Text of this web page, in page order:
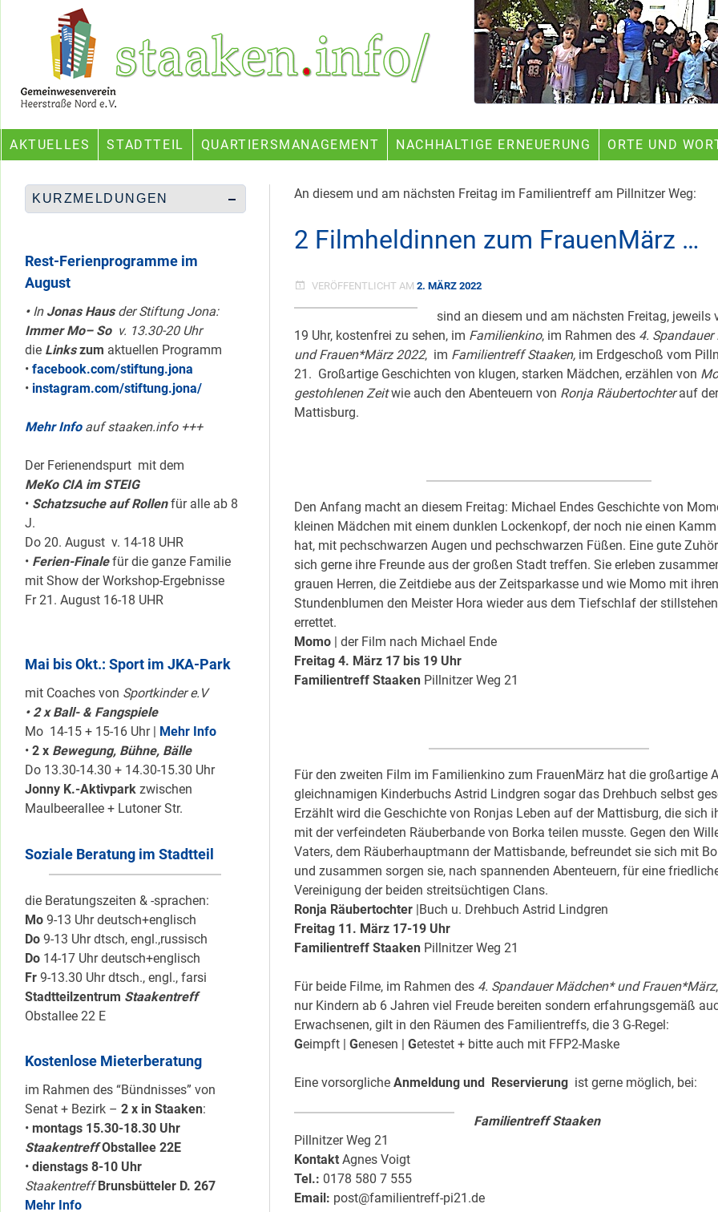
Ein Projekt des Gemeinwesenvereins Heerstraße Nord
AKTUELLES STADTTEIL QUARTIERSMANAGEMENT NACHHALTIGE ERNEUERUNG ORTE UND
An diesem und am nächsten Freitag im Familientreff am Pillnitzer Weg:
2 Filmheldinnen zum FrauenMärz …
VERÖFFENTLICHT AM 2. MÄRZ 2022
sind an diesem und am nächsten Freitag, jeweils
19 Uhr, kostenfrei zu sehen, im Familienkino, im Rahmen des4. Spandauer
und Frauen*März 2022, im Familientreff Staaken,im Erdgeschoß vom
21. Großartige Geschichten von klugen, starken Mädchen, erzählen von
gestohlenen Zeitwie auch den Abenteuern von Ronja Räubertochterauf der
Mattisburg.
Den Anfang macht an diesem Freitag: Michael Endes Geschichte von
kleinen Mädchen mit einem dunklen Lockenkopf, der noch nie einen
hat, mit pechschwarzen Augen und pechschwarzen Füßen. Eine gute
sich gerne ihre Freunde aus der großen Stadt treffen. Sie erleben
grauen Herren, die Zeitdiebe aus der Zeitsparkasse und wie Momo mit ihren
Stundenblumen den Meister Hora wieder aus dem Tiefschlaf der
errettet.
Momo| der Film nach Michael Ende
Freitag 4. März 17 bis 19 Uhr
Familientreff StaakenPillnitzer Weg 21
Für den zweiten Film im Familienkino zum FrauenMärz hat die großartige
gleichnamigen Kinderbuchs Astrid Lindgren sogar das Drehbuch selbst
Erzählt wird die Geschichte von Ronjas Leben auf der Mattisburg, die sich
mit der verfeindeten Räuberbande von Borka teilen musste. Gegen den
Vaters, dem Räuberhauptmann der Mattisbande, befreundet sie sich mit
und zusammen sorgen sie, nach spannenden Abenteuern, für eine
Vereinigung der beiden streitsüchtigen Clans.
Ronja Räubertochter|Buch u. Drehbuch Astrid Lindgren
Freitag 11. März 17-19 Uhr
Familientreff StaakenPillnitzer Weg 21
Für beide Filme, im Rahmen des 4. Spandauer Mädchen* und Frauen*März
nur Kindern ab 6 Jahren viel Freude bereiten sondern erfahrungsgemäß
Erwachsenen, gilt in den Räumen des Familientreffs, die 3 G-Regel:
Geimpft | Genesen | Getestet + bitte auch mit FFP2-Maske
Eine vorsorgliche Anmeldung und Reservierungist gerne möglich, bei:
Familientreff Staaken
Pillnitzer Weg 21
KontaktAgnes Voigt
Tel.: 0178 580 7 555
Email: post@familientreff-pi21.de
KURZMELDUNGEN
Rest-Ferienprogramme im
August
•InJonas Hausder Stiftung Jona:
Immer Mo– So v. 13.30-20 Uhr
die Linkszum aktuellen Programm
• facebook.com/stiftung.jona
• instagram.com/stiftung.jona/
Mehr Infoauf staaken.info +++
Der Ferienendspurt mit dem
MeKo CIA im STEIG
• Schatzsuche auf Rollenfür alle ab 8
J.
Do 20. August v. 14-18 UHR
• Ferien-Finalefür die ganze Familie
mit Show der Workshop-Ergebnisse
Fr 21. August 16-18 UHR
Mai bis Okt.: Sport im JKA-Park
mit Coaches von Sportkinder e.V
• 2 x Ball- & Fangspiele
Mo 14-15 + 15-16 Uhr |
Mehr Info
• 2 x Bewegung, Bühne, Bälle
Do 13.30-14.30 + 14.30-15.30 Uhr
Jonny K.-Aktivpark zwischen
Maulbeerallee + Lutoner Str.
Soziale Beratung im Stadtteil
die Beratungszeiten & -sprachen:
Mo 9-13 Uhr deutsch+englisch
Do 9-13 Uhr dtsch, engl.,russisch
Do 14-17 Uhr deutsch+englisch
Fr 9-13.30 Uhr dtsch., engl., farsi
Stadtteilzentrum Staakentreff
Obstallee 22 E
Kostenlose Mieterberatung
im Rahmen des “Bündnisses” von
Senat + Bezirk – 2 x in Staaken:
• montags 15.30-18.30 Uhr
Staakentreff Obstallee 22E
• dienstags 8-10 Uhr
Staakentreff Brunsbütteler D. 267
Mehr Info